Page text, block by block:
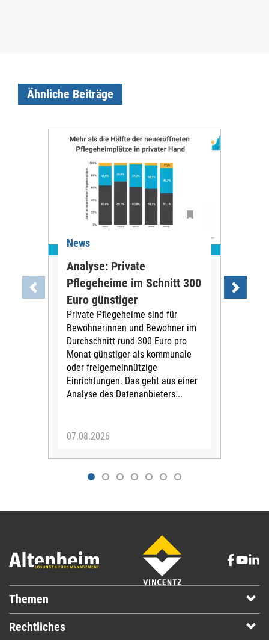
Ähnliche Beiträge
News
Analyse: Private
Pflegeheime im Schnitt 300
Euro günstiger
Private Pflegeheime sind für
Bewohnerinnen und Bewohner im
Durchschnitt rund 300 Euro pro
Monat günstiger als kommunale
oder freigemeinnützige
Einrichtungen. Das geht aus einer
Analyse des Datenanbieters...
07.08.2026
Themen
Rechtliches